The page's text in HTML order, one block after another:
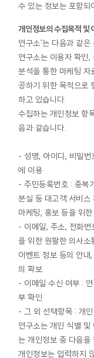
수 있는 정보는 포함되
개인정보의 수집목적 및
연구소'는 다음과 같은
연구소는 이용자 확인,
분석을 통한 마케팅 자
공하기 위한 목적으로
하고 있습니다.
수집하는 개인정보 항
음과 같습니다.
- 성명, 아이디, 비밀번
에 이용
- 주민등록번호 : 중복
분실 등 대고객 서비스
마케팅, 홍보 등을 위
- 이메일, 주소, 전화번
을 위한 원활한 의사소
이벤트 정보 등의 안내
의 확보
- 이메일 수신 여부 :
부 확인
- 그 외 선택항목 : 개
연구소는 개인 식별 및
는 개인정보 중 다음을
개인정보는 입력하지